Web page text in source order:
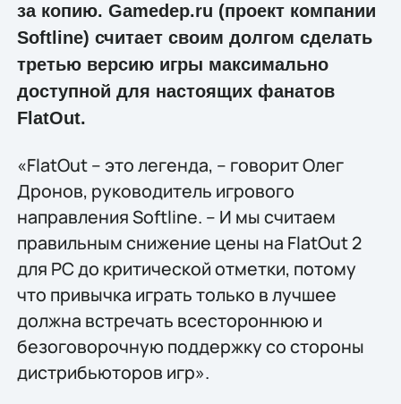
за копию. Gamedep.ru (проект компании
Softline) считает своим долгом сделать
третью версию игры максимально
доступной для настоящих фанатов
FlatOut.
«FlatOut – это легенда, – говорит Олег
Дронов, руководитель игрового
направления Softline. – И мы считаем
правильным снижение цены на FlatOut 2
для PC до критической отметки, потому
что привычка играть только в лучшее
должна встречать всестороннюю и
безоговорочную поддержку со стороны
дистрибьюторов игр».